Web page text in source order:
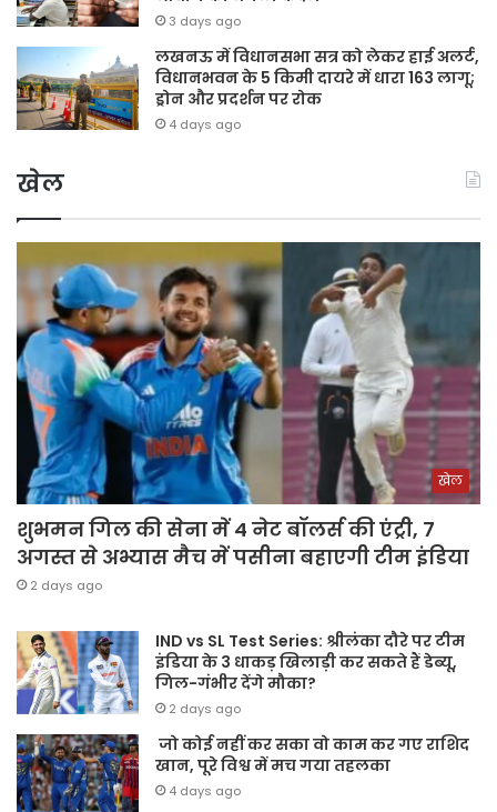
3 days ago
लखनऊ में विधानसभा सत्र को लेकर हाई अलर्ट,
विधानभवन के 5 किमी दायरे में धारा 163 लागू;
ड्रोन और प्रदर्शन पर रोक
4 days ago
खेल
खेल
शुभमन गिल की सेना में 4 नेट बॉलर्स की एंट्री, 7
अगस्त से अभ्यास मैच में पसीना बहाएगी टीम इंडिया
2 days ago
IND vs SL Test Series: श्रीलंका दौरे पर टीम
इंडिया के 3 धाकड़ खिलाड़ी कर सकते हैं डेब्यू,
गिल-गंभीर देंगे मौका?
2 days ago
जो कोई नहीं कर सका वो काम कर गए राशिद
खान, पूरे विश्व में मच गया तहलका
4 days ago